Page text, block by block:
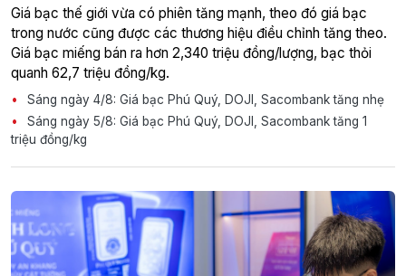
Giá bạc thế giới vừa có phiên tăng mạnh, theo đó giá bạc
trong nước cũng được các thương hiệu điều chỉnh tăng theo.
Giá bạc miếng bán ra hơn 2,340 triệu đồng/lượng, bạc thỏi
quanh 62,7 triệu đồng/kg.
Sáng ngày 4/8: Giá bạc Phú Quý, DOJI, Sacombank tăng nhẹ
Sáng ngày 5/8: Giá bạc Phú Quý, DOJI, Sacombank tăng 1
triệu đồng/kg